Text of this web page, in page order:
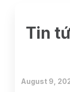
Tin
August 9,